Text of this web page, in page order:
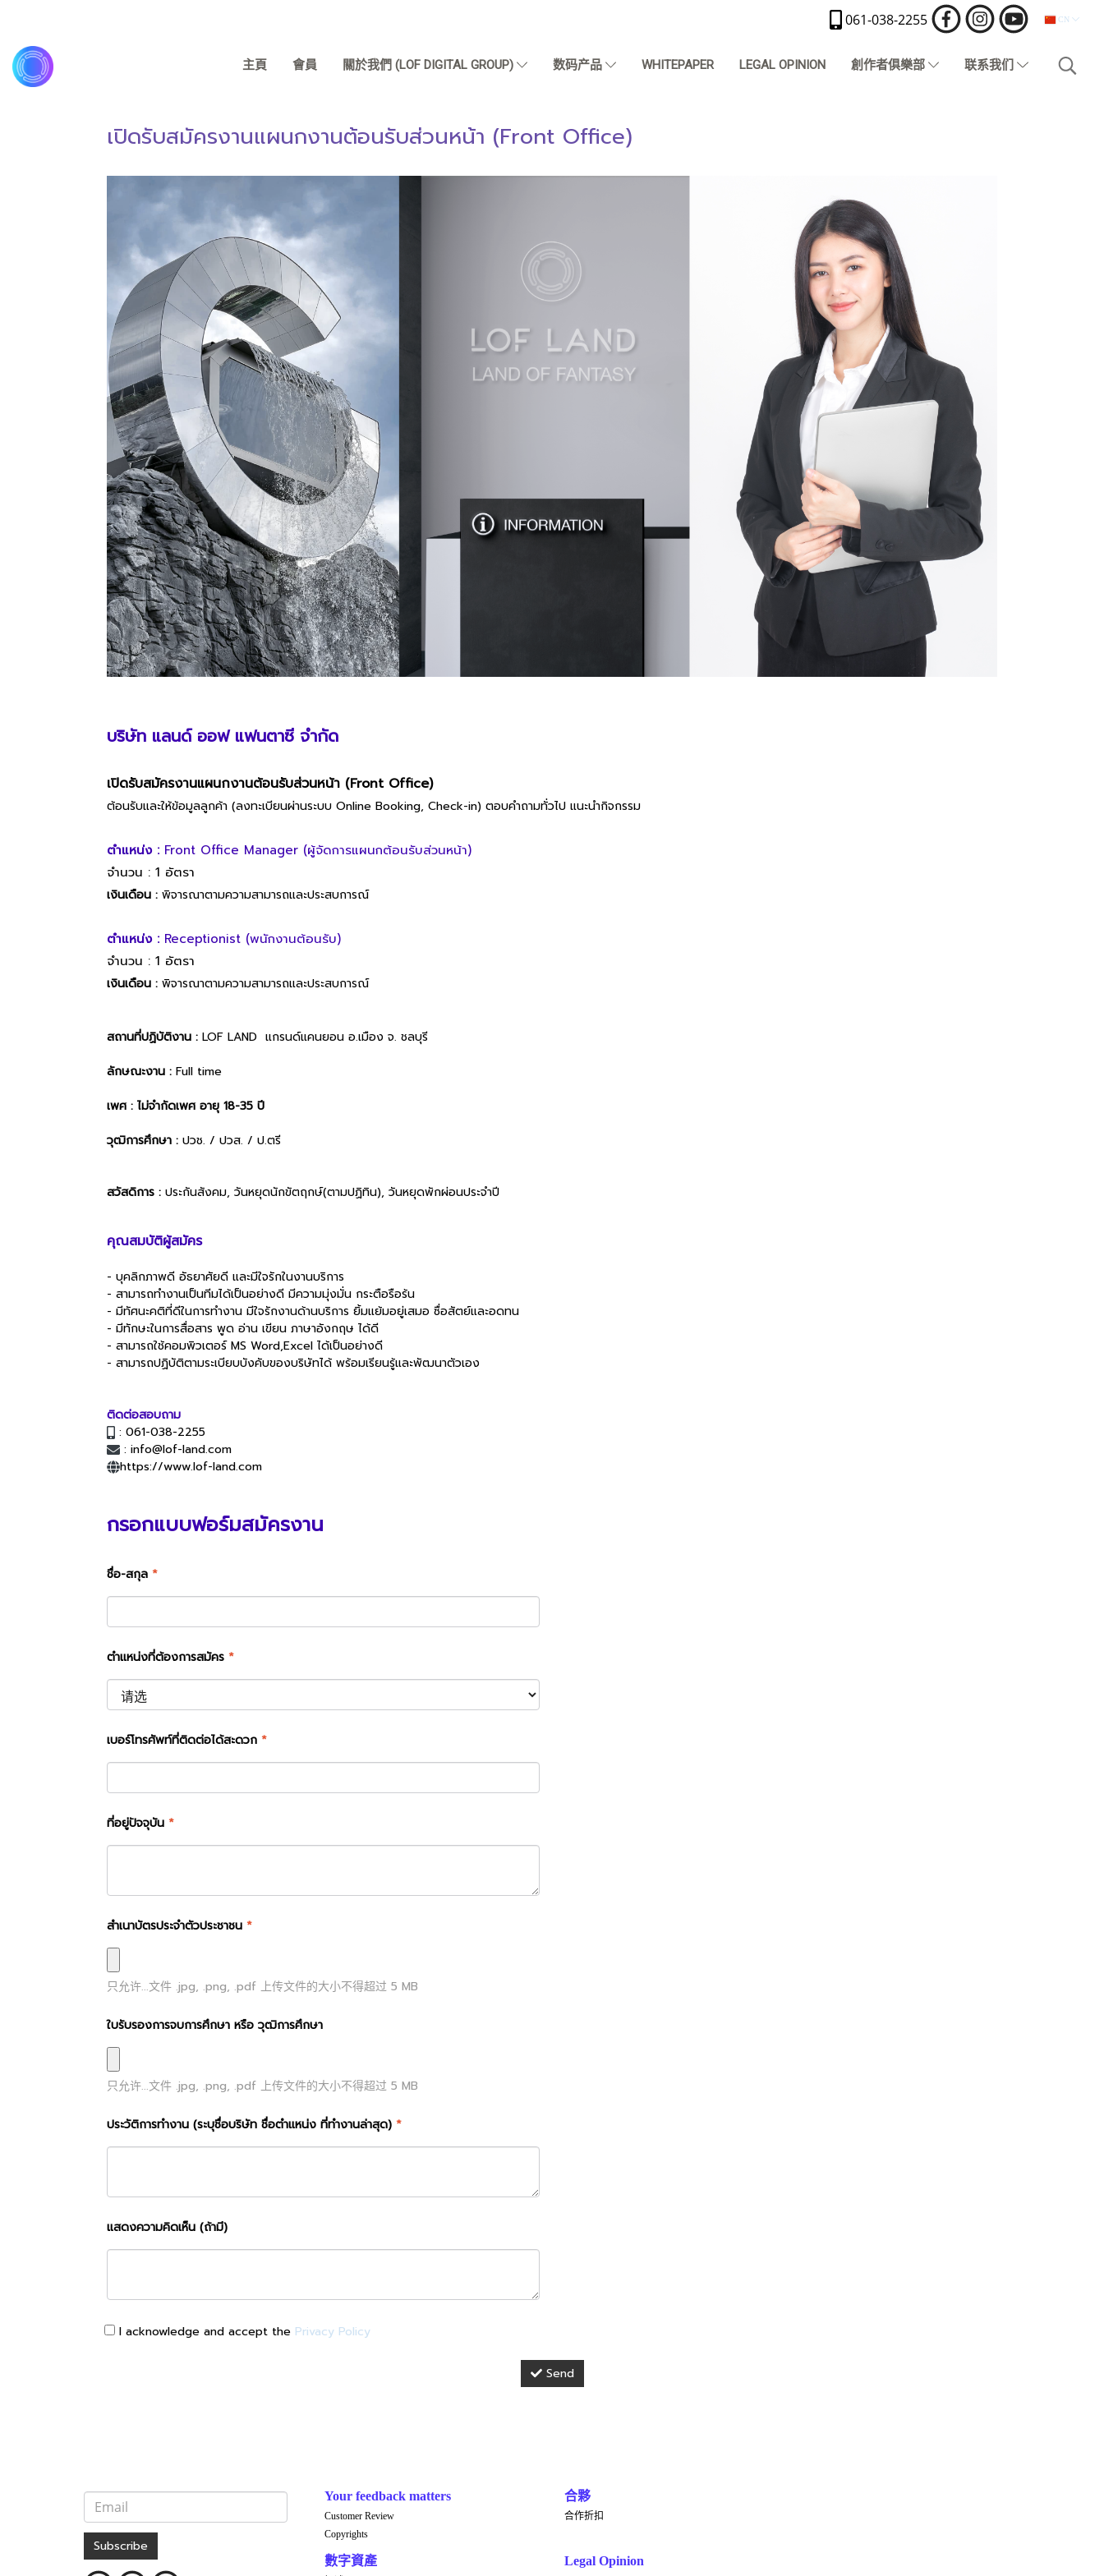
061-038-2255 CN
主頁 會員 關於我們 (LOF DIGITAL GROUP) 数码产品 WHITEPAPER LEGAL OPINION 創作者俱樂部 联系我们
เปิดรับสมัครงานแผนกงานต้อนรับส่วนหน้า (Front Office)
บริษัท แลนด์ ออฟ แฟนตาซี จำกัด
เปิดรับสมัครงานแผนกงานต้อนรับส่วนหน้า (Front Office)
ต้อนรับและให้ข้อมูลลูกค้า (ลงทะเบียนผ่านระบบ Online Booking, Check-in) ตอบคำถามทั่วไป แนะนำกิจกรรม
ตำแหน่ง :Front Office Manager (ผู้จัดการแผนกต้อนรับส่วนหน้า)
จำนวน : 1 อัตรา
เงินเดือน : พิจารณาตามความสามารถและประสบการณ์
ตำแหน่ง :Receptionist (พนักงานต้อนรับ)
จำนวน : 1 อัตรา
เงินเดือน : พิจารณาตามความสามารถและประสบการณ์
สถานที่ปฏิบัติงาน : LOF LAND แกรนด์แคนยอน อ.เมือง จ. ชลบุรี
ลักษณะงาน : Full time
เพศ : ไม่จำกัดเพศ อายุ 18-35 ปี
วุฒิการศึกษา : ปวช. / ปวส. / ป.ตรี
สวัสดิการ : ประกันสังคม, วันหยุดนักขัตฤกษ์(ตามปฏิทิน), วันหยุดพักผ่อนประจำปี
คุณสมบัติผู้สมัคร
- บุคลิกภาพดี อัธยาศัยดี และมีใจรักในงานบริการ
- สามารถทำงานเป็นทีมได้เป็นอย่างดี มีความมุ่งมั่น กระตือรือร้น
- มีทัศนะคติที่ดีในการทำงาน มีใจรักงานด้านบริการ ยิ้มแย้มอยู่เสมอ ซื่อสัตย์และอดทน
- มีทักษะในการสื่อสาร พูด อ่าน เขียน ภาษาอังกฤษ ได้ดี
- สามารถใช้คอมพิวเตอร์ MS Word,Excel ได้เป็นอย่างดี
- สามารถปฏิบัติตามระเบียบบังคับของบริษัทได้ พร้อมเรียนรู้และพัฒนาตัวเอง
ติดต่อสอบถาม
: 061-038-2255
: info@lof-land.com
https://www.lof-land.com
กรอกแบบฟอร์มสมัครงาน
ชื่อ-สกุล *
ตำแหน่งที่ต้องการสมัคร *
เบอร์โทรศัพท์ที่ติดต่อได้สะดวก *
ที่อยู่ปัจจุบัน *
สำเนาบัตรประจำตัวประชาชน *
只允许...文件 .jpg, .png, .pdf 上传文件的大小不得超过 5 MB
ใบรับรองการจบการศึกษา หรือ วุฒิการศึกษา
只允许...文件 .jpg, .png, .pdf 上传文件的大小不得超过 5 MB
ประวัติการทำงาน (ระบุชื่อบริษัท ชื่อตำแหน่ง ที่ทำงานล่าสุด) *
แสดงความคิดเห็น (ถ้ามี)
I acknowledge and accept the Privacy Policy
Send
Subscribe
Your feedback matters
Customer Review
Copyrights
合夥
合作折扣
數字資產 Legal Opinion